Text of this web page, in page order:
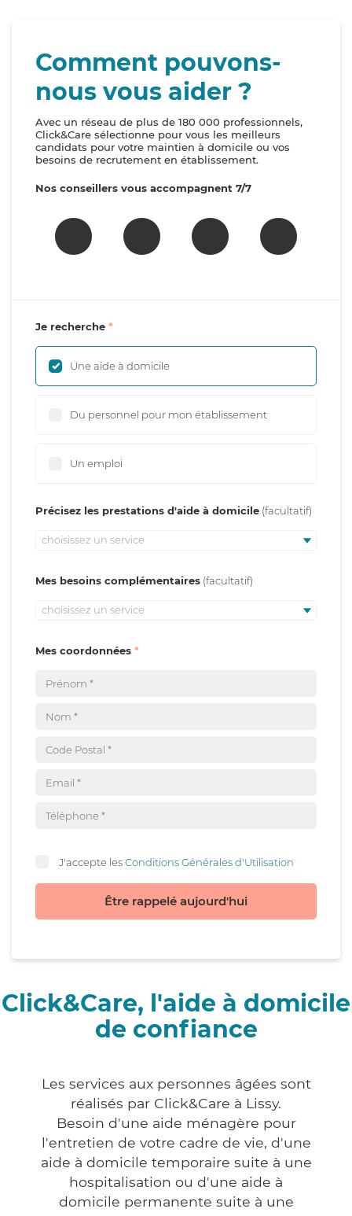
Comment pouvons-
nous vous aider ?
Avec un réseau de plus de 180 000 professionnels,
Click&Care sélectionne pour vous les meilleurs
candidats pour votre maintien à domicile ou vos
besoins de recrutement en établissement.
Nos conseillers vous accompagnent 7/7
Je recherche
Une aide à domicile
Du personnel pour mon établissement
Un emploi
Précisez les prestations d'aide à domicile
choisissez un service
Mes besoins complémentaires
choisissez un service
Mes coordonnées
J'accepte lesConditions Générales d'Utilisation
Être rappelé aujourd'hui
Click&Care, l'aide à domicile
de confiance
Les services aux personnes âgées sont
réalisés par Click&Care à Lissy.
Besoin d'une aide ménagère pour
l'entretien de votre cadre de vie, d'une
aide à domicile temporaire suite à une
hospitalisation ou d'une aide à
domicile permanente suite à une